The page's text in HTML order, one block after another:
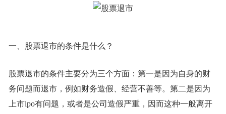
一、股票退市的条件是什么？
股票退市的条件主要分为三个方面：第一是因为自身的财
务问题而退市，例如财务造假、经营不善等。第二是因为
上市ipo有问题，或者是公司造假严重，因而这种一般离开